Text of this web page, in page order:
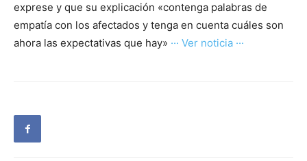
exprese y que su explicación «contenga palabras de
empatía con los afectados y tenga en cuenta cuáles son
ahora las expectativas que hay» ··· Ver noticia ···